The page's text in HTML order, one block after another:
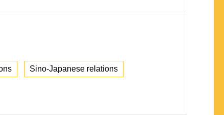
Sino-Japanese relations